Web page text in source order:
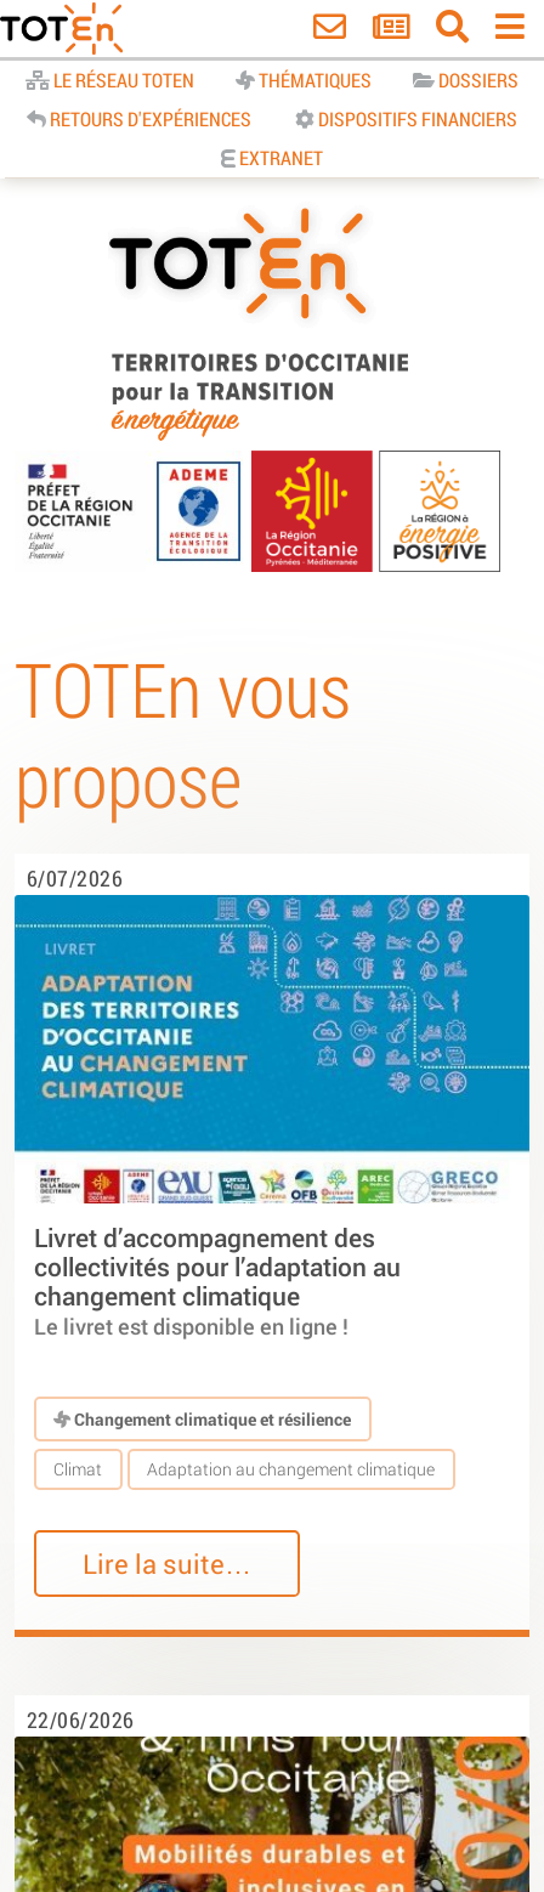
LE RÉSEAU TOTEN THÉMATIQUES
DOSSIERS
RETOURS D'EXPÉRIENCES
DISPOSITIFS FINANCIERS
EXTRANET
TOTEn Occitanie | Territoires
d’Occitanie pour la Transition
Energétique
TOTEn vous
propose
6/07/2026
Livret d’accompagnement des
collectivités pour l’adaptation au
changement climatique
Le livret est disponible en ligne !
Changement climatique et résilience
Climat Adaptation au changement climatique
Lire la suite…
22/06/2026